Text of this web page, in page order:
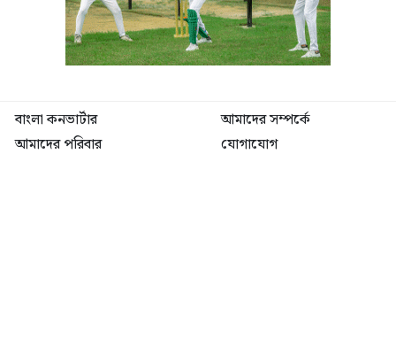
বাংলা কনভার্টার
আমাদের সম্পর্কে
আমাদের পরিবার
যোগাযোগ